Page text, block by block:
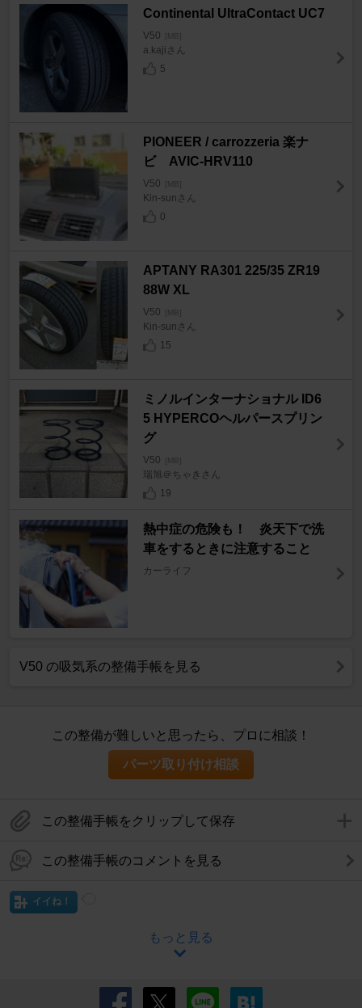
Continental UltraContact UC7
V50 [MB]
a.kajiさん
5
PIONEER / carrozzeria 楽ナ
ビ AVIC-HRV110
V50 [MB]
Kin-sunさん
0
APTANY RA301 225/35 ZR19
88W XL
V50 [MB]
Kin-sunさん
15
ミノルインターナショナル ID6
5 HYPERCOヘルパースプリン
グ
V50 [MB]
瑞旭＠ちゃきさん
19
熱中症の危険も！ 炎天下で洗
車をするときに注意すること
カーライフ
V50 の吸気系の整備手帳を見る
この整備が難しいと思ったら、プロに相談！
パーツ取り付け相談
この整備手帳をクリップして保存
この整備手帳のコメントを見る
イイね！
もっと見る